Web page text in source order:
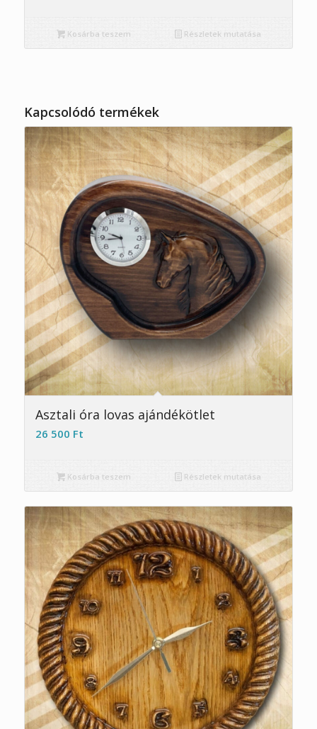
Kosárba teszem Részletek mutatása
Kapcsolódó termékek
5.00
Asztali óra lovas ajándékötlet
26 500 Ft
Kosárba teszem Részletek mutatása